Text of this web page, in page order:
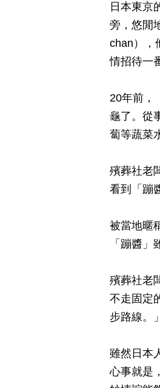
日本東京
旁，悠閒
chan），
情招待一
20年前，
龜了。從
蔔等蔬菜
殯葬社老
看到「蹦
被當地暱
「蹦醬
殯葬社老
不走固定
步路線。」
雖然日本
心事就是